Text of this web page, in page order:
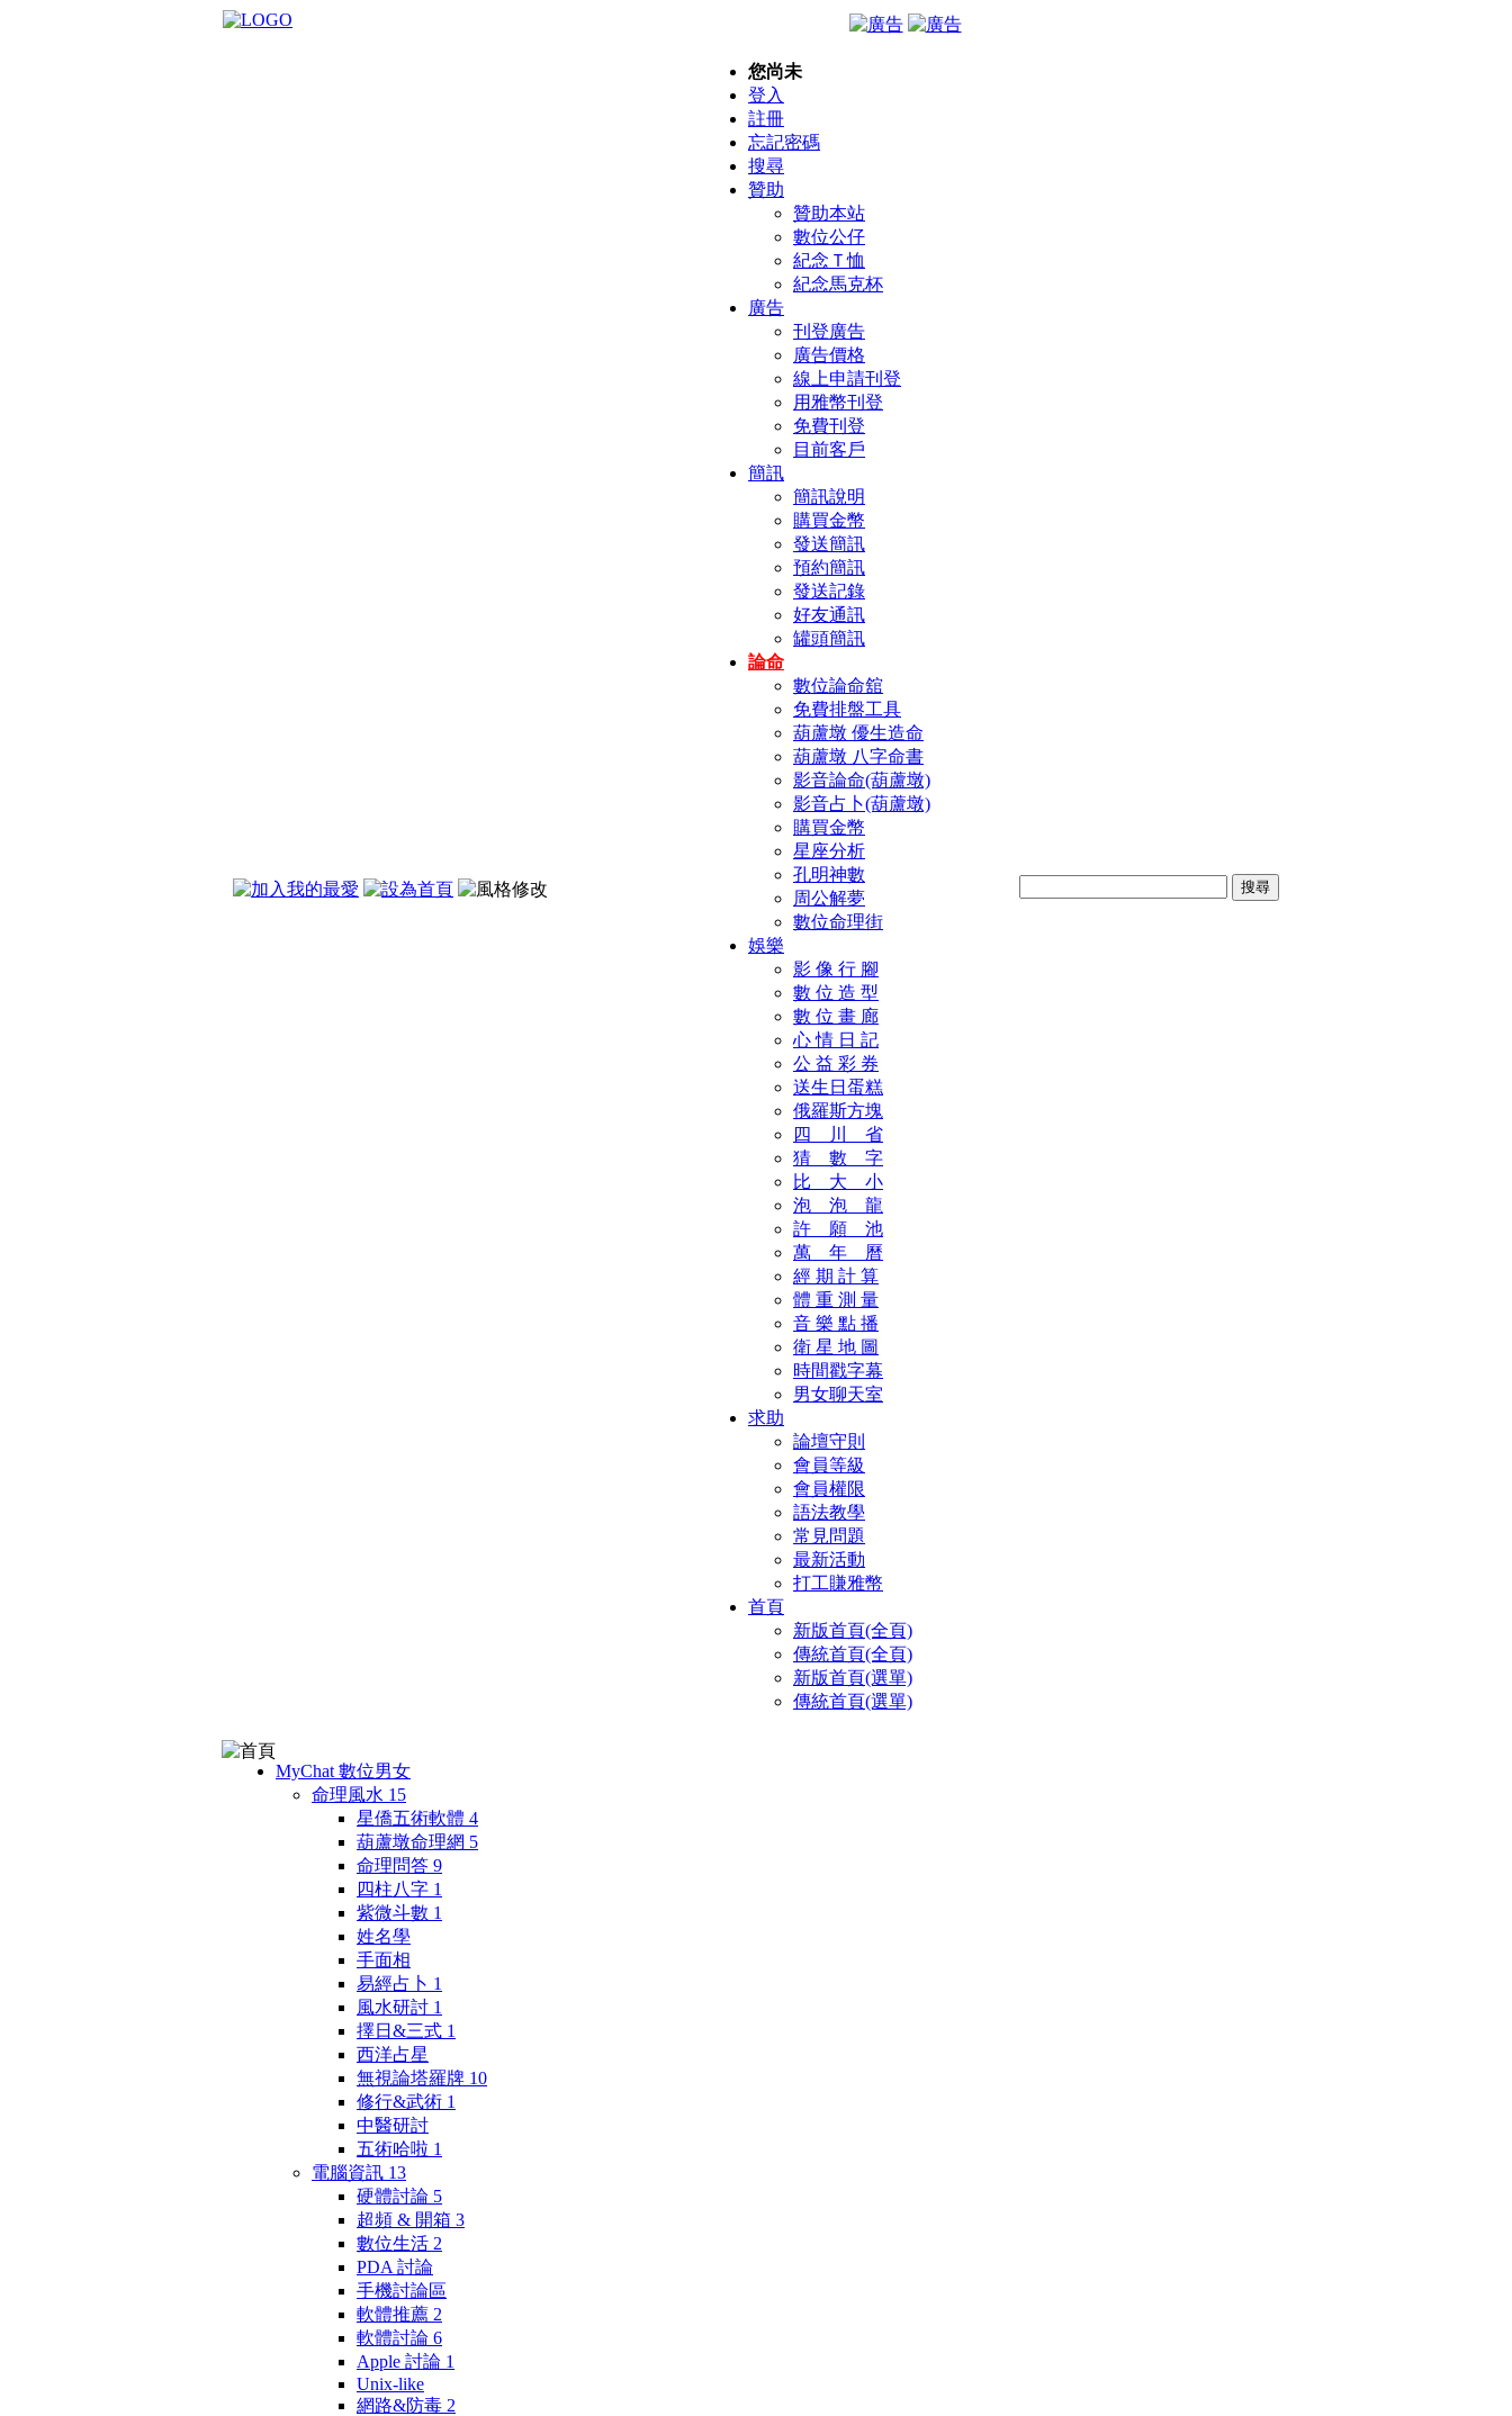
您尚未
登入
註冊
忘記密碼
搜尋
贊助
贊助本站
數位公仔
紀念Ｔ恤
紀念馬克杯
廣告
刊登廣告
廣告價格
線上申請刊登
用雅幣刊登
免費刊登
目前客戶
簡訊
簡訊說明
購買金幣
發送簡訊
預約簡訊
發送記錄
好友通訊
罐頭簡訊
論命
數位論命舘
免費排盤工具
葫蘆墩 優生造命
葫蘆墩 八字命書
影音論命(葫蘆墩)
影音占卜(葫蘆墩)
購買金幣
星座分析
孔明神數
周公解夢
數位命理街
娛樂
影 像 行 腳
數 位 造 型
數 位 畫 廊
心 情 日 記
公 益 彩 券
送生日蛋糕
俄羅斯方塊
四 川 省
猜 數 字
比 大 小
泡 泡 龍
許 願 池
萬 年 曆
經 期 計 算
體 重 測 量
音 樂 點 播
衛 星 地 圖
時間戳字幕
男女聊天室
求助
論壇守則
會員等級
會員權限
語法教學
常見問題
最新活動
打工賺雅幣
首頁
新版首頁(全頁)
傳統首頁(全頁)
新版首頁(選單)
傳統首頁(選單)
MyChat 數位男女
命理風水 15
星僑五術軟體 4
葫蘆墩命理網 5
命理問答 9
四柱八字 1
紫微斗數 1
姓名學
手面相
易經占卜 1
風水研討 1
擇日&三式 1
西洋占星
無視論塔羅牌 10
修行&武術 1
中醫研討
五術哈啦 1
電腦資訊 13
硬體討論 5
超頻 & 開箱 3
數位生活 2
PDA 討論
手機討論區
軟體推薦 2
軟體討論 6
Apple 討論 1
Unix-like
網路&防毒 2